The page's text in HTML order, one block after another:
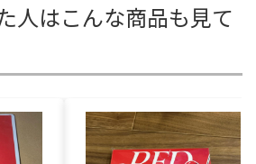
人はこんな商品も見て